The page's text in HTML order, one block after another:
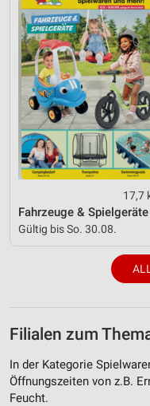
17,7
Fahrzeuge & Spielgeräte
Gültig bis So. 30.08.
Filialen zum
In der Kategorie
Öffnungszeiten von z.B.
Feucht.